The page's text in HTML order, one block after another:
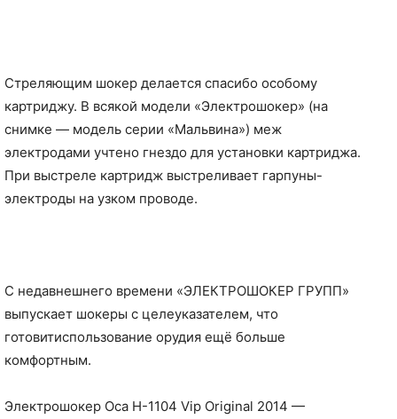
Стреляющим шокер делается спасибо особому
картриджу. В всякой модели «Электрошокер» (на
снимке — модель серии «Мальвина») меж
электродами учтено гнездо для установки картриджа.
При выстреле картридж выстреливает гарпуны-
электроды на узком проводе.
С недавнешнего времени «ЭЛЕКТРОШОКЕР ГРУПП»
выпускает шокеры с целеуказателем, что
готовитиспользование орудия ещё больше
комфортным.
Электрошокер Оса H-1104 Vip Original 2014 —